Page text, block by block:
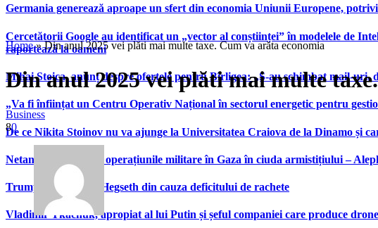
Germania generează aproape un sfert din economia Uniunii Europene,
Cercetătorii Google au identificat un „vector al conștiinței” în modelele de
raportează la oameni
Mihai Stoica, anunț despre ofertele pentru Bîrligea: „S-au schimbat mail-
„Va fi înființat un Centru Operativ Național în sectorul energetic pentru
De ce Nikita Stoinov nu va ajunge la Universitatea Craiova de la Dinamo și
Netanyahu continuă operațiunile militare în Gaza în ciuda armistițiului –
Trump se ceartă cu Hegseth din cauza deficitului de rachete
Vladimir Tkachuk, apropiat al lui Putin și șeful companiei care produce
Home»Din anul 2025 vei plăti mai multe taxe. Cum va arăta economia
Din anul 2025 vei plăti mai multe
Business
80